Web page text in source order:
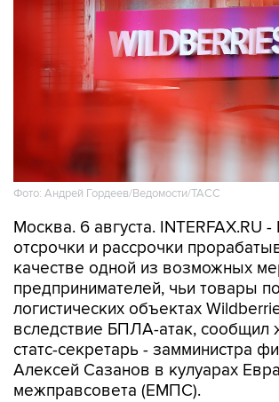
Фото: Андрей Гордеев/Ведомости/ТАСС
Москва. 6 августа. INTERFAX.RU
отсрочки и рассрочки
качестве одной из возможных
предпринимателей, чьи товары
логистических объектах
вследствие БПЛА-атак, сообщил
статс-секретарь - замминистра
Алексей Сазанов в кулуарах
межправсовета (ЕМПС).